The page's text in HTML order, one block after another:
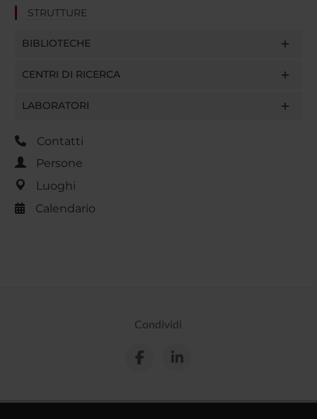
STRUTTURE
BIBLIOTECHE
CENTRI DI RICERCA
LABORATORI
Contatti
Persone
Luoghi
Calendario
Condividi